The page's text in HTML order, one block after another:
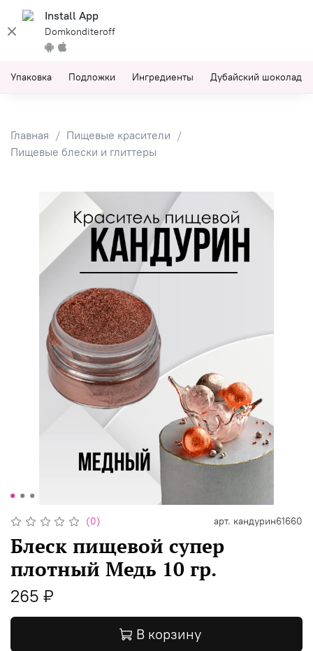
Install App
Domkonditeroff
Упаковка Подложки Ингредиенты Дубайский шоколад
Главная
Пищевые красители
Пищевые блески и глиттеры
(0) арт. кандурин61660
Блеск пищевой супер
плотный Медь 10 гр.
265 ₽
В корзину